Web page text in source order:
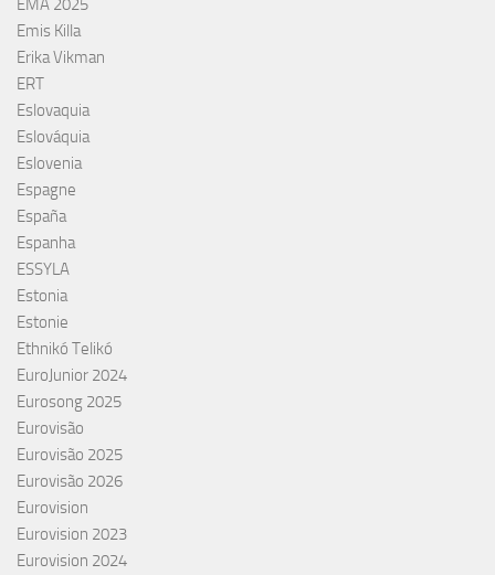
EMA 2025
Emis Killa
Erika Vikman
ERT
Eslovaquia
Eslováquia
Eslovenia
Espagne
España
Espanha
ESSYLA
Estonia
Estonie
Ethnikó Telikó
EuroJunior 2024
Eurosong 2025
Eurovisão
Eurovisão 2025
Eurovisão 2026
Eurovision
Eurovision 2023
Eurovision 2024